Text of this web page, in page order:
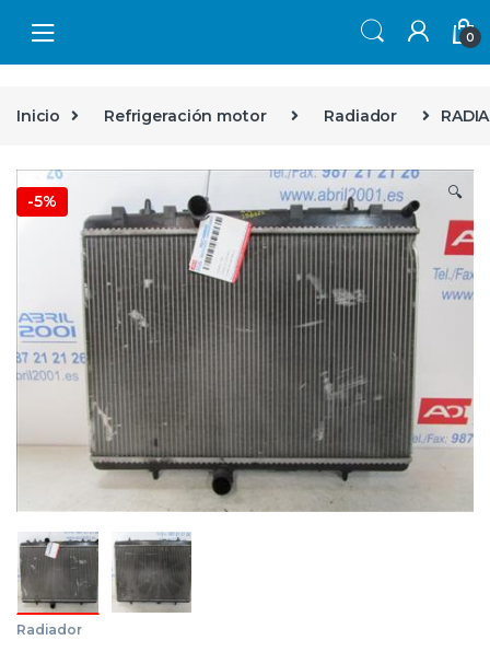
0
Inicio Refrigeración motor Radiador
-5% 🔍
Radiador